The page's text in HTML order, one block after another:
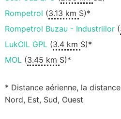
Rompetrol (3.13 km S)*
Rompetrol Buzau - Industriilor (
LukOIL GPL (3.4 km S)*
MOL (3.45 km S)*
* Distance aérienne, la
Nord, Est, Sud, Ouest